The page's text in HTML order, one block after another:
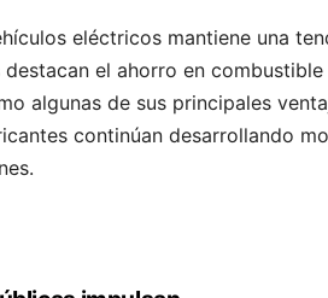
eléctricos mantiene una
destacan el ahorro en
algunas de sus principales
continúan desarrollando